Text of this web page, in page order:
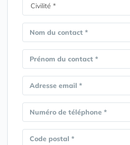
Nom du contact *
Prénom du contact *
Adresse email *
Numéro de téléphone *
Code postal *